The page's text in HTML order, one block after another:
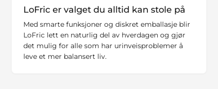
LoFric er valget du alltid kan stole på
Med smarte funksjoner og diskret emballasje blir
LoFric lett en naturlig del av hverdagen og gjør
det mulig for alle som har urinveisproblemer å
leve et mer balansert liv.